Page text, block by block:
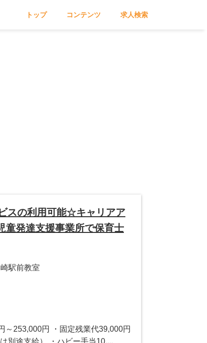
トップ コンテンツ 求人検索
スの利用可能☆キャリアア
童発達支援事業所で保育士
駅前教室
～253,000円 ・固定残業代39,000円
別途支給） ・ハビー手当10,...